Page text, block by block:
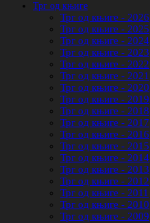
Трг од књиге
Трг од књиге - 2026
Трг од књиге - 2025
Трг од књиге - 2024
Трг од књиге - 2023
Трг од књиге - 2022
Трг од књиге - 2021
Трг од књиге - 2020
Трг од књиге - 2019
Трг од књиге - 2018
Трг од књиге - 2017
Трг од књиге - 2016
Трг од књиге - 2015
Трг од књиге - 2014
Трг од књиге - 2013
Трг од књиге - 2012
Трг од књиге - 2011
Трг од књиге - 2010
Трг од књиге - 2009